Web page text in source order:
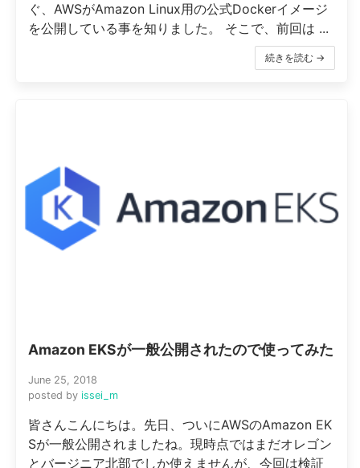
ぐ、AWSがAmazon Linux用の公式Dockerイメージ
を公開している事を知りました。 そこで、前回は ...
続きを読む →
Amazon EKSが一般公開されたので使ってみた
June 25, 2018
posted by issei_m
皆さんこんにちは。先日、ついにAWSのAmazon EK
Sが一般公開されましたね。現時点ではまだオレゴン
とバージニア北部でしか使えませんが、今回は検証